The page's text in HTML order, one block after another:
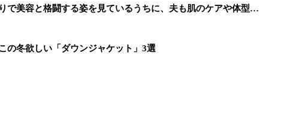
で美容と格闘する姿を見ているうちに、夫も肌のケアや体型…
の冬欲しい「ダウンジャケット」3選